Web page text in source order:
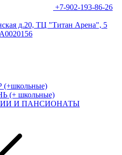
+7-902-193-86-26
д.20, ТЦ "Титан Арена", 5
(+ школьные)
И ПАНСИОНАТЫ